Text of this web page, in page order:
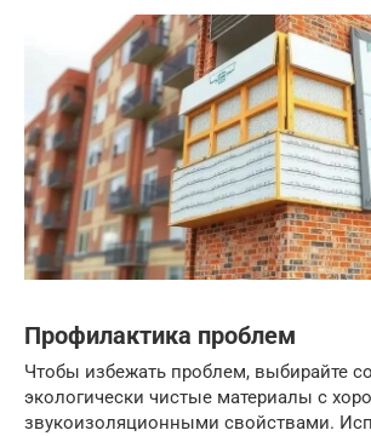
Профилактика проблем
Чтобы избежать проблем, выбирайте
экологически чистые материалы с
звукоизоляционными свойствами.